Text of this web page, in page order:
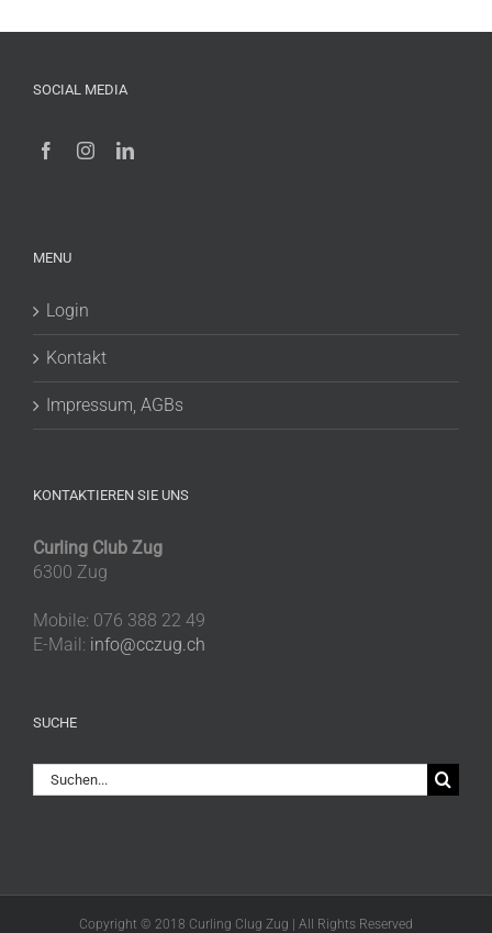
SOCIAL MEDIA
MENU
Login
Kontakt
Impressum, AGBs
KONTAKTIEREN SIE UNS
Curling Club Zug
6300 Zug
Mobile: 076 388 22 49
E-Mail: info@cczug.ch
SUCHE
Suche
nach:
Copyright © 2018 Curling Clug Zug | All Rights Reserved